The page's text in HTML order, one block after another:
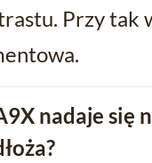
Przy tak
nadaje się